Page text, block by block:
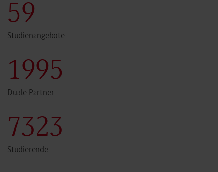
60
Studienangebote
2000
Duale Partner
7341
Studierende